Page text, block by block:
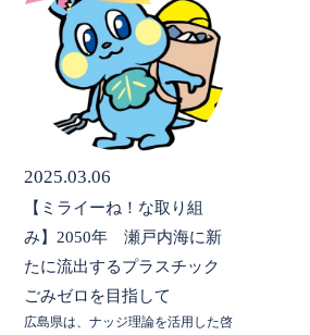
2025.03.06
【ミライーね！な取り組
み】2050年 瀬戸内海に新
たに流出するプラスチック
ごみゼロを目指して
広島県は、ナッジ理論を活用した啓